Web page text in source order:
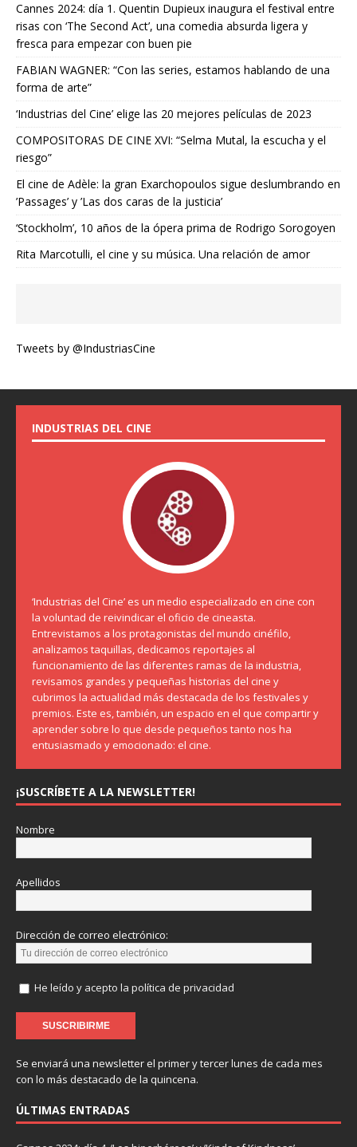
Cannes 2024: día 1. Quentin Dupieux inaugura el festival entre
risas con ‘The Second Act’, una comedia absurda ligera y
fresca para empezar con buen pie
FABIAN WAGNER: “Con las series, estamos hablando de una
forma de arte”
‘Industrias del Cine’ elige las 20 mejores películas de 2023
COMPOSITORAS DE CINE XVI: “Selma Mutal, la escucha y el
riesgo”
El cine de Adèle: la gran Exarchopoulos sigue deslumbrando en
’Passages’ y ’Las dos caras de la justicia’
‘Stockholm’, 10 años de la ópera prima de Rodrigo Sorogoyen
Rita Marcotulli, el cine y su música. Una relación de amor
Tweets by @IndustriasCine
INDUSTRIAS DEL CINE
‘Industrias del Cine’ es un medio especializado en cine con
la voluntad de reivindicar el oficio de cineasta.
Entrevistamos a los protagonistas del mundo cinéfilo,
analizamos taquillas, dedicamos reportajes al
funcionamiento de las diferentes ramas de la industria,
revisamos grandes y pequeñas historias del cine y
cubrimos la actualidad más destacada de los festivales y
premios. Este es, también, un espacio en el que compartir y
aprender sobre lo que desde pequeños tanto nos ha
entusiasmado y emocionado: el cine.
¡SUSCRÍBETE A LA NEWSLETTER!
Nombre
Apellidos
Dirección de correo electrónico:
He leído y acepto la política de privacidad
Se enviará una newsletter el primer y tercer lunes de cada mes
con lo más destacado de la quincena.
ÚLTIMAS ENTRADAS